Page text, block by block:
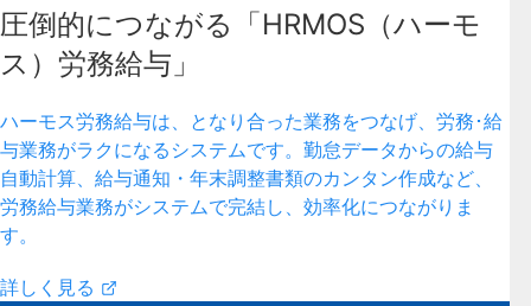
圧倒的につながる「HRMOS（ハーモ
ス）労務給与」
ハーモス労務給与は、となり合った業務をつなげ、労務･給
与業務がラクになるシステムです。勤怠データからの給与
自動計算、給与通知・年末調整書類のカンタン作成など、
労務給与業務がシステムで完結し、効率化につながりま
す。
詳しく見る